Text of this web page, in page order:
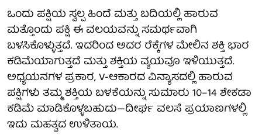
ಒಂದು ಪಕ್ಷಿಯ ಸ್ವಲ್ಪ ಹಿಂದೆ ಮತ್ತು ಬದಿಯಲ್ಲಿ ಹಾರುವ
ಮತ್ತೊಂದು ಪಕ್ಷಿ ಈ ವಲಯವನ್ನು ಸಮರ್ಥವಾಗಿ
ಬಳಸಿಕೊಳ್ಳುತ್ತದೆ. ಇದರಿಂದ ಅದರ ರೆಕ್ಕೆಗಳ ಮೇಲಿನ ಶಕ್ತಿ ಭಾರ
ಕಡಿಮೆಯಾಗುತ್ತದೆ ಮತ್ತು ಶಕ್ತಿಯ ವ್ಯಯವೂ ಇಳಿಯುತ್ತದೆ.
ಅಧ್ಯಯನಗಳ ಪ್ರಕಾರ, V-ಆಕಾರದ ವಿನ್ಯಾಸದಲ್ಲಿ ಹಾರುವ
ಪಕ್ಷಿಗಳು ತಮ್ಮ ಶಕ್ತಿಯ ಬಳಕೆಯನ್ನು ಸುಮಾರು 10–14 ಶೇಕಡಾ
ಕಡಿಮೆ ಮಾಡಿಕೊಳ್ಳಬಹುದು—ದೀರ್ಘ ವಲಸೆ ಪ್ರಯಾಣಗಳಲ್ಲಿ
ಇದು ಮಹತ್ವದ ಉಳಿತಾಯ.